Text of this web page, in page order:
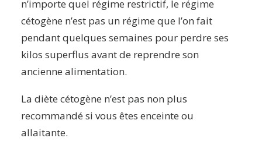
n’importe quel régime restrictif, le régime
cétogène n’est pas un régime que l’on fait
pendant quelques semaines pour perdre ses
kilos superflus avant de reprendre son
ancienne alimentation.
La diète cétogène n’est pas non plus
recommandé si vous êtes enceinte ou
allaitante.